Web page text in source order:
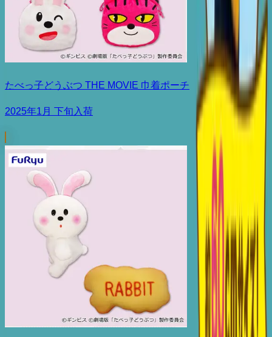
たべっ子どうぶつ THE MOVIE 巾着ポーチ
2025年1月 下旬入荷